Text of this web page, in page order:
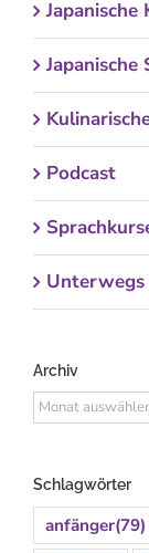
Japanische
Japanische
Podcast
Unterwegs
Archiv
Archiv
Schlagwörter
anfänger(79)